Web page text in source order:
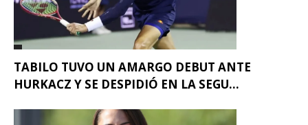
TABILO TUVO UN AMARGO DEBUT ANTE
HURKACZ Y SE DESPIDIÓ EN LA SEGU...